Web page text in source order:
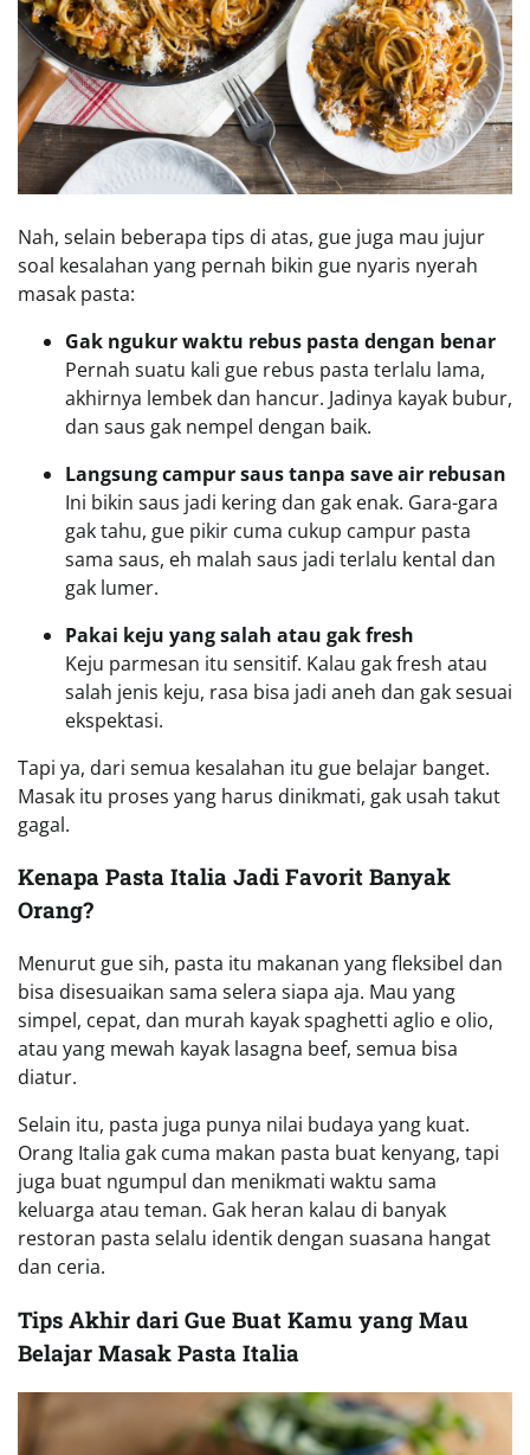
Nah, selain beberapa tips di atas, gue juga mau jujur
soal kesalahan yang pernah bikin gue nyaris nyerah
masak pasta:
Gak ngukur waktu rebus pasta dengan benar
Pernah suatu kali gue rebus pasta terlalu lama,
akhirnya lembek dan hancur. Jadinya kayak bubur,
dan saus gak nempel dengan baik.
Langsung campur saus tanpa save air rebusan
Ini bikin saus jadi kering dan gak enak. Gara-gara
gak tahu, gue pikir cuma cukup campur pasta
sama saus, eh malah saus jadi terlalu kental dan
gak lumer.
Pakai keju yang salah atau gak fresh
Keju parmesan itu sensitif. Kalau gak fresh atau
salah jenis keju, rasa bisa jadi aneh dan gak sesuai
ekspektasi.
Tapi ya, dari semua kesalahan itu gue belajar banget.
Masak itu proses yang harus dinikmati, gak usah takut
gagal.
Kenapa Pasta Italia Jadi Favorit Banyak
Orang?
Menurut gue sih, pasta itu makanan yang fleksibel dan
bisa disesuaikan sama selera siapa aja. Mau yang
simpel, cepat, dan murah kayak spaghetti aglio e olio,
atau yang mewah kayak lasagna beef, semua bisa
diatur.
Selain itu, pasta juga punya nilai budaya yang kuat.
Orang Italia gak cuma makan pasta buat kenyang, tapi
juga buat ngumpul dan menikmati waktu sama
keluarga atau teman. Gak heran kalau di banyak
restoran pasta selalu identik dengan suasana hangat
dan ceria.
Tips Akhir dari Gue Buat Kamu yang Mau
Belajar Masak Pasta Italia